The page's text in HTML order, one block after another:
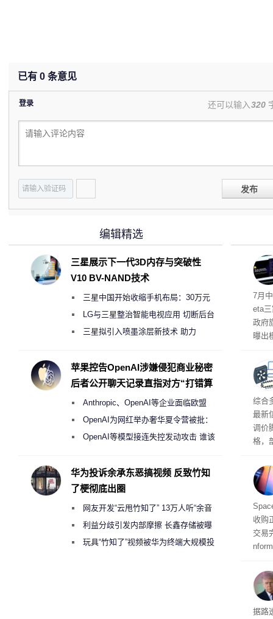
已有 0 条意见
登录 还可以输入320
发布
7月
eta
政府
曝出
综合
最新
调价
格，
不断
品
收购
交易
周
时间
交
议，
到倒
据路
编辑精选
三星展示下一代3D内存与突破性
V10 BV-NAND技术
三星中国开始收缩手机布局：30万元
月销售额不达标门店 将被逐步清退
LG与三星整治智能电视应用 切断后台
偷偷共享带宽的违规行为
三星拟引入喷墨涂层新技术 助力
度
苹果控告OpenAI涉嫌侵犯商业秘密
后者公开聊天记录直指对方“打错算
Anthropic、OpenAI等企业面临欧盟
《人工智能法案》全新执法权限审查
OpenAI为网红举办奢华夏令营被批：
2000美元一晚 遭讽“反乌托邦”
OpenAI等模型接连失控发动攻击 谁该
华为投诉余承东恶搞视频 反致竹知
了梗彻底出圈
网友开发“云甩竹知了” 13万人听“余音
绕梁”利益分歧引发内部摩擦 长鑫存储被曝
曾将华为驻场工程师驱逐出研发基地
玩具“竹知了”视频被华为终端大规模投